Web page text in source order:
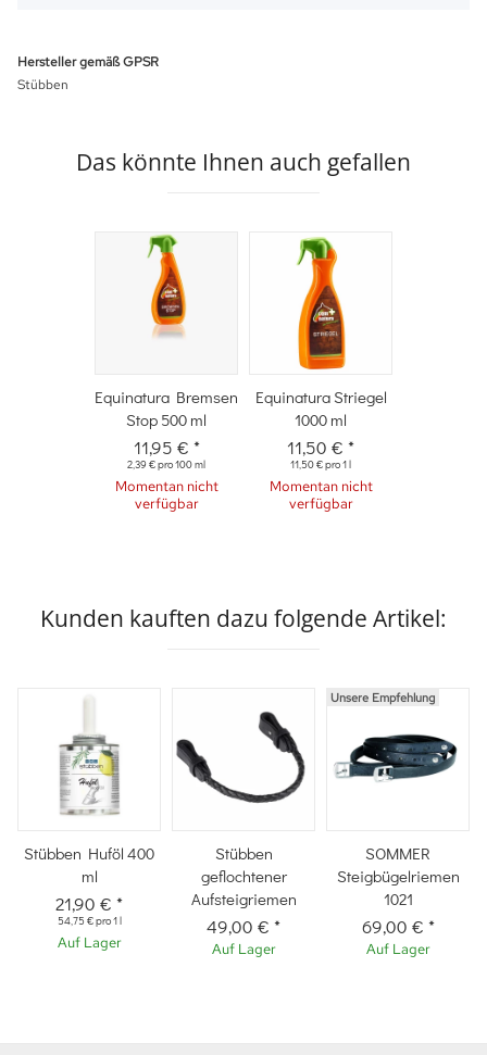
Hersteller gemäß GPSR
Stübben
Das könnte Ihnen auch gefallen
Equinatura Bremsen
Stop 500 ml
11,95 € *
2,39 € pro 100 ml
Momentan nicht
verfügbar
Equinatura Striegel
1000 ml
11,50 € *
11,50 € pro 1 l
Momentan nicht
verfügbar
Kunden kauften dazu folgende Artikel:
Stübben Huföl 400
ml
21,90 € *
54,75 € pro 1 l
Auf Lager
Stübben
geflochtener
Aufsteigriemen
49,00 € *
Auf Lager
Unsere Empfehlung
SOMMER
Steigbügelriemen
1021
69,00 € *
Auf Lager